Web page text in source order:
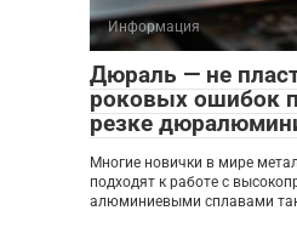
Информация
Дюраль — не
роковых ошибок
резке
Многие новички в мире
подходят к работе с
алюминиевыми сплавами